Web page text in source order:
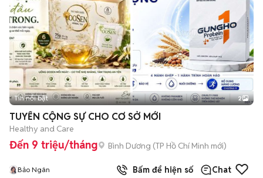
Tin nổi bật 2
TUYỂN CỘNG SỰ CHO CƠ SỞ MỚI
Healthy and Care
Đến 9 triệu/tháng Bình Dương (TP Hồ Chí Minh mới)
Bảo Ngân Bấm để hiện số Chat